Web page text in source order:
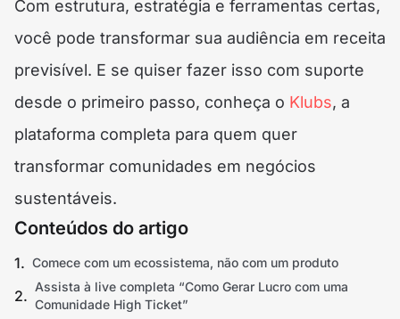
Com estrutura, estratégia e ferramentas certas,
você pode transformar sua audiência em receita
previsível. E se quiser fazer isso com suporte
desde o primeiro passo, conheça o Klubs, a
plataforma completa para quem quer
transformar comunidades em negócios
sustentáveis.
Conteúdos do artigo
Comece com um ecossistema, não com um produto
Assista à live completa “Como Gerar Lucro com uma
Comunidade High Ticket”